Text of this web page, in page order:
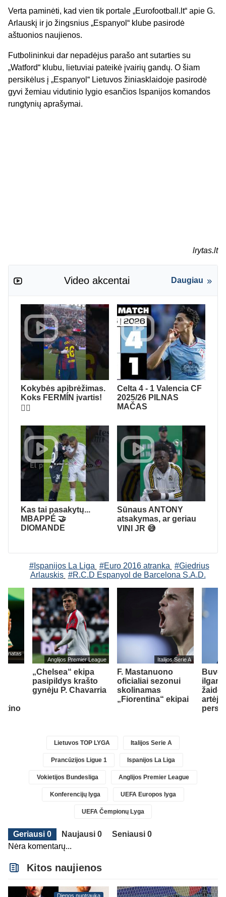
Verta paminėti, kad vien tik portale „Eurofootball.lt“ apie G.
Arlauskį ir jo žingsnius „Espanyol“ klube pasirodė
aštuonios naujienos.
Futbolininkui dar nepadėjus parašo ant sutarties su
„Watford“ klubu, lietuviai pateikė įvairių gandų. O šiam
persikėlus į „Espanyol“ Lietuvos žiniasklaidoje pasirodė
gyvi žemiau vidutinio lygio esančios Ispanijos komandos
rungtynių aprašymai.
lrytas.lt
Video akcentai Daugiau
Kokybės apibrėžimas.
Koks FERMÍN įvartis!
😮‍💨
Celta 4 - 1 Valencia CF
2025/26 PILNAS
MAČAS
Kas tai pasakytų...
MBAPPÉ 🤝
DIOMANDE
Sūnaus ANTONY
atsakymas, ar geriau
VINI JR 😅
#Ispanijos La Liga #Euro 2016 atranka #Giedrius
Arlauskis #R.C.D Espanyol de Barcelona S.A.D.
Anglijos Premier League
„Chelsea“ ekipa
pasipildys krašto
gynėju P. Chavarria
Italijos Serie A
F. Mastanuono
oficialiai sezonui
skolinamas
„Fiorentina“ ekipai
Buvęs
artėja
Lietuvos TOP LYGA Italijos Serie A
Prancūzijos Ligue 1 Ispanijos La Liga
Vokietijos Bundesliga Anglijos Premier League
Konferencijų lyga UEFA Europos lyga
UEFA Čempionų Lyga
Geriausi 0 Naujausi 0
Seniausi 0
Nėra komentarų...
Kitos naujienos
Dienos nuotrauka